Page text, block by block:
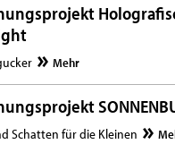
Mehr
Schatten für die Kleinen